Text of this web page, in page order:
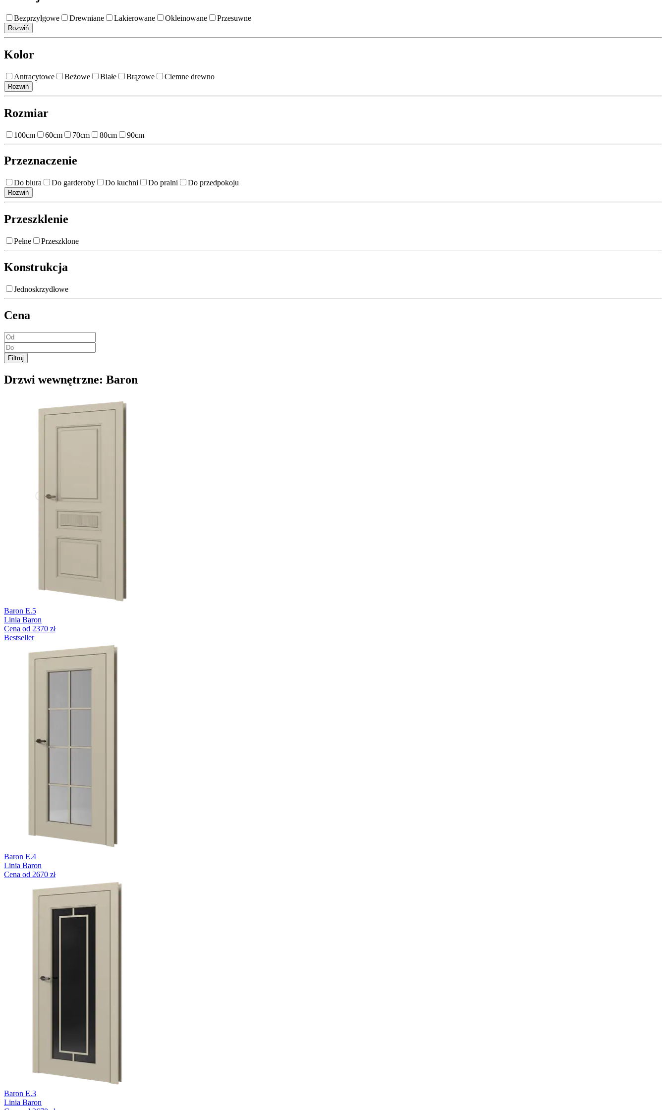
Bezprzylgowe Drewniane Lakierowane Okleinowane Przesuwne
Rozwiń
Kolor
Antracytowe Beżowe Białe Brązowe Ciemne drewno
Rozwiń
Rozmiar
100cm 60cm 70cm 80cm 90cm
Przeznaczenie
Do biura Do garderoby Do kuchni Do pralni Do przedpokoju
Rozwiń
Przeszklenie
Pełne Przeszklone
Konstrukcja
Jednoskrzydłowe
Cena
Filtruj
Drzwi wewnętrzne: Baron
Baron E.5
Linia Baron
Cena od 2370 zł
Bestseller
Baron E.4
Linia Baron
Cena od 2670 zł
Baron E.3
Linia Baron